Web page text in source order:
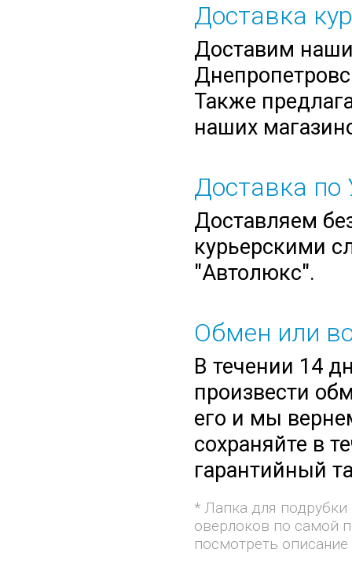
Доставка
Доставим
Также
наших
Доставка по
Доставляем
курьерскими
"Автолюкс".
Обмен или
В течении 14
произвести
его и мы
сохраняйте в
гарантийный
* Лапка для
оверлоков по самой
посмотреть